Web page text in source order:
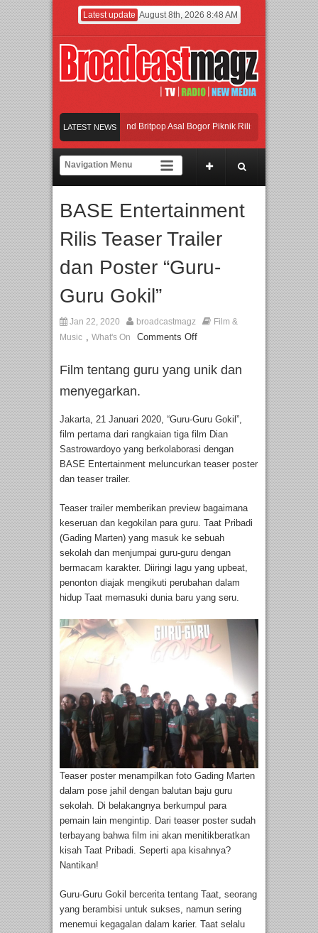
Latest update August 8th, 2026 8:48 AM
LATEST NEWS
Talenta Unggul Band Britpop Asal Bogor Piknik Rilis Mini Album
2026 Siap Digelar!
Talenta UnggulBASE Entertainment
Rilis Teaser Trailer
dan Poster “Guru-
Guru Gokil”
Jan 22, 2020 broadcastmagz
Film &
Music , What's On Comments Off
Film tentang guru yang unik dan
menyegarkan.
Jakarta, 21 Januari 2020, “Guru-Guru Gokil”,
film pertama dari rangkaian tiga film Dian
Sastrowardoyo yang berkolaborasi dengan
BASE Entertainment meluncurkan teaser poster
dan teaser trailer.
Teaser trailer memberikan preview bagaimana
keseruan dan kegokilan para guru. Taat Pribadi
(Gading Marten) yang masuk ke sebuah
sekolah dan menjumpai guru-guru dengan
bermacam karakter. Diiringi lagu yang upbeat,
penonton diajak mengikuti perubahan dalam
hidup Taat memasuki dunia baru yang seru.
Teaser poster menampilkan foto Gading Marten
dalam pose jahil dengan balutan baju guru
sekolah. Di belakangnya berkumpul para
pemain lain mengintip. Dari teaser poster sudah
terbayang bahwa film ini akan menitikberatkan
kisah Taat Pribadi. Seperti apa kisahnya?
Nantikan!
Guru-Guru Gokil bercerita tentang Taat, seorang
yang berambisi untuk sukses, namun sering
menemui kegagalan dalam karier. Taat selalu